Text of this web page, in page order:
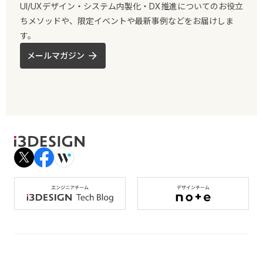
UI/UXデザイン・システム内製化・DX推進についてのお役立
ちメソッドや、限定イベントや最新事例などをお届けしま
す。
メールマガジン